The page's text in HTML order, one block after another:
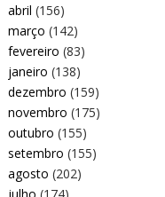
abril (156)
março (142)
fevereiro (83)
janeiro (138)
dezembro (159)
novembro (175)
outubro (155)
setembro (155)
agosto (202)
julho (174)